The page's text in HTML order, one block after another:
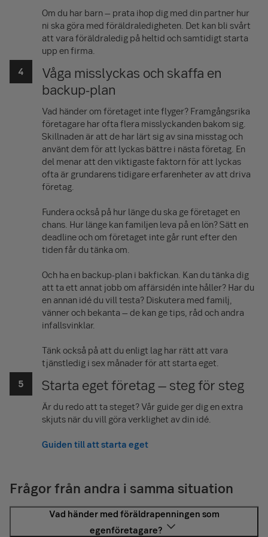
Om du har barn – prata ihop dig med din partner hur
ni ska göra med föräldraledigheten. Det kan bli svårt
att vara föräldraledig på heltid och samtidigt starta
upp en firma.
Våga misslyckas och skaffa en
backup-plan
Vad händer om företaget inte flyger? Framgångsrika
företagare har ofta flera misslyckanden bakom sig.
Skillnaden är att de har lärt sig av sina misstag och
använt dem för att lyckas bättre i nästa företag. En
del menar att den viktigaste faktorn för att lyckas
ofta är grundarens tidigare erfarenheter av att driva
företag.
Fundera också på hur länge du ska ge företaget en
chans. Hur länge kan familjen leva på en lön? Sätt en
deadline och om företaget inte går runt efter den
tiden får du tänka om.
Och ha en backup-plan i bakfickan. Kan du tänka dig
att ta ett annat jobb om affärsidén inte håller? Har du
en annan idé du vill testa? Diskutera med familj,
vänner och bekanta – de kan ge tips, råd och andra
infallsvinklar.
Tänk också på att du enligt lag har rätt att vara
tjänstledig i sex månader för att starta eget.
Starta eget företag – steg för steg
Är du redo att ta steget? Vår guide ger dig en extra
skjuts när du vill göra verklighet av din idé.
Guiden till att starta eget
Frågor från andra i samma situation